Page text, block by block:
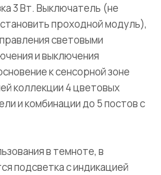
3 Вт. Выключатель (не
проходной модуль),
световыми
и выключения
к сенсорной зоне
коллекции 4 цветовых
и комбинации до 5 постов с
в темноте, в
подсветка с индикацией